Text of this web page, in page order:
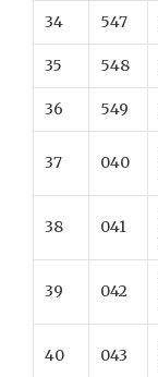
34 547
35 548
36 549
37 040
38 041
39 042
40 043